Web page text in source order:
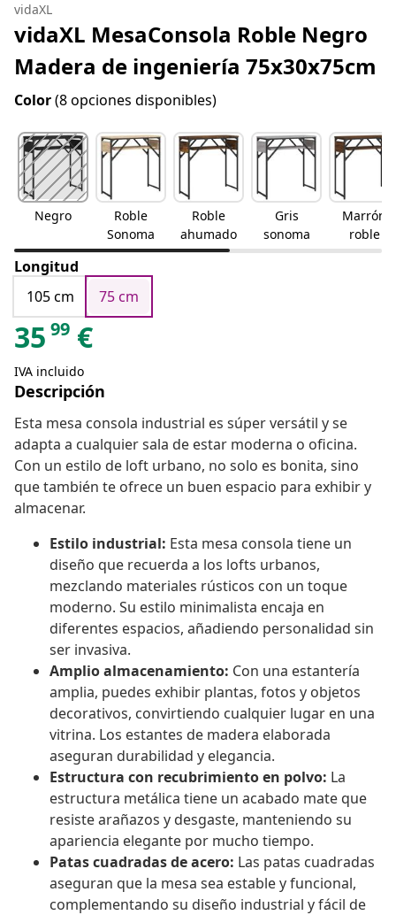
vidaXL
vidaXL MesaConsola Roble Negro
Madera de ingeniería 75x30x75cm
Color(8 opciones disponibles)
Negro
Roble
Sonoma
Roble
ahumado
Gris
sonoma
Marrón
roble
Longitud
105 cm
75 cm
35 99 €
IVA incluido
Descripción
Esta mesa consola industrial es súper versátil y se
adapta a cualquier sala de estar moderna o oficina.
Con un estilo de loft urbano, no solo es bonita, sino
que también te ofrece un buen espacio para exhibir y
almacenar.
Estilo industrial: Esta mesa consola tiene un
diseño que recuerda a los lofts urbanos,
mezclando materiales rústicos con un toque
moderno. Su estilo minimalista encaja en
diferentes espacios, añadiendo personalidad sin
ser invasiva.
Amplio almacenamiento: Con una estantería
amplia, puedes exhibir plantas, fotos y objetos
decorativos, convirtiendo cualquier lugar en una
vitrina. Los estantes de madera elaborada
aseguran durabilidad y elegancia.
Estructura con recubrimiento en polvo: La
estructura metálica tiene un acabado mate que
resiste arañazos y desgaste, manteniendo su
apariencia elegante por mucho tiempo.
Patas cuadradas de acero: Las patas cuadradas
aseguran que la mesa sea estable y funcional,
complementando su diseño industrial y fácil de